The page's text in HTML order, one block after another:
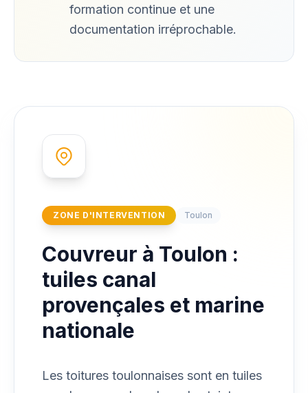
formation continue et une
documentation irréprochable.
ZONE D'INTERVENTION Toulon
Couvreur à Toulon :
tuiles canal
provençales et marine
nationale
Les toitures toulonnaises sont en tuiles